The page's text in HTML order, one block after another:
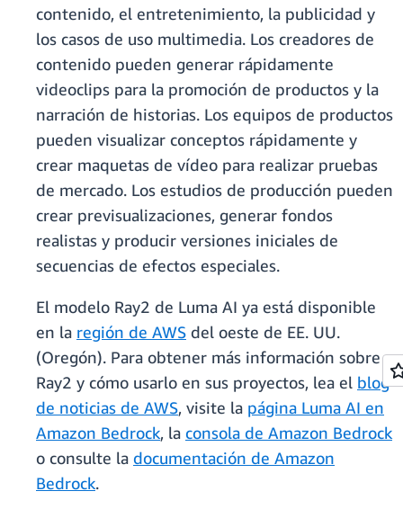
contenido, el entretenimiento, la publicidad y
los casos de uso multimedia. Los creadores de
contenido pueden generar rápidamente
videoclips para la promoción de productos y la
narración de historias. Los equipos de productos
pueden visualizar conceptos rápidamente y
crear maquetas de vídeo para realizar pruebas
de mercado. Los estudios de producción pueden
crear previsualizaciones, generar fondos
realistas y producir versiones iniciales de
secuencias de efectos especiales.
El modelo Ray2 de Luma AI ya está disponible
en la región de AWS del oeste de EE. UU.
(Oregón). Para obtener más información sobre
Ray2 y cómo usarlo en sus proyectos, lea el blog
de noticias de AWS, visite la página Luma AI en
Amazon Bedrock, la consola de Amazon Bedrock
o consulte la documentación de Amazon
Bedrock.